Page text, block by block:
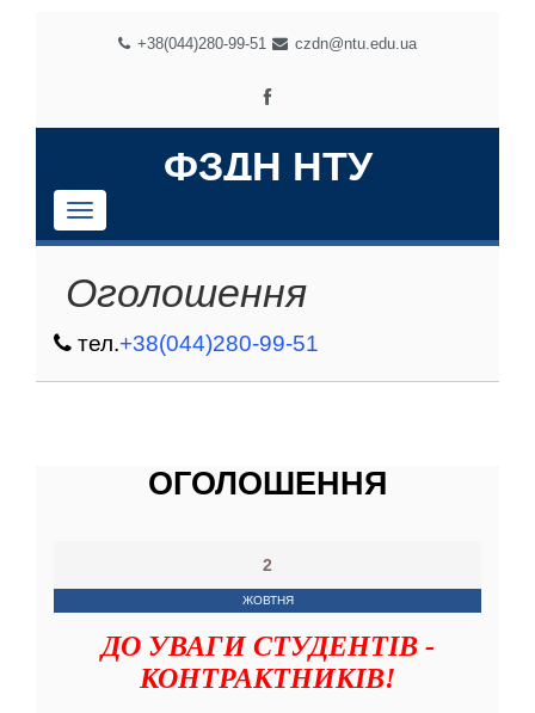
+38(044)280-99-51 czdn@ntu.edu.ua
ФЗДН НТУ
Навігация
Оголошення
тел.+38(044)280-99-51
ОГОЛОШЕННЯ
2
ЖОВТНЯ
ДО УВАГИ СТУДЕНТІВ -
КОНТРАКТНИКІВ!